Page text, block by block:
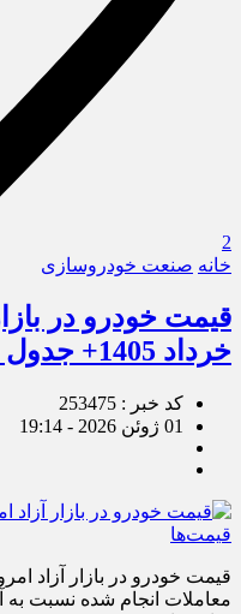
2
خانه صنعت خودروسازی
خرداد 1405+ جدول قیمت‌ها
کد خبر : 253475
01 ژوئن 2026 - 19:14
معاملات انجام شده نسبت به